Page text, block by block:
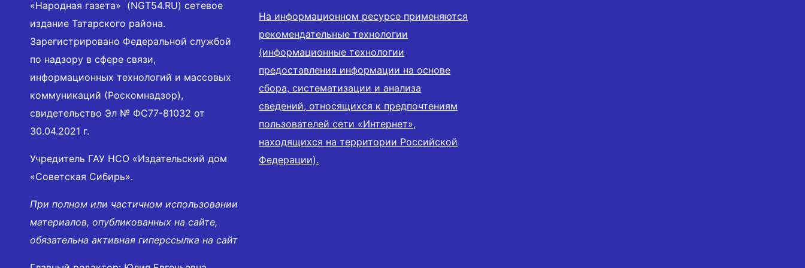
«Народная газета» (NGT54.RU) сетевое
издание Татарского района.
Зарегистрировано Федеральной службой
по надзору в сфере связи,
информационных технологий и массовых
коммуникаций (Роскомнадзор),
свидетельство Эл № ФС77-81032 от
30.04.2021 г.
Учредитель ГАУ НСО «Издательский дом
«Советская Сибирь».
При полном или частичном использовании
материалов, опубликованных на сайте,
обязательна активная гиперссылка на сайт
На информационном ресурсе применяются
рекомендательные технологии
(информационные технологии
предоставления информации на основе
сбора, систематизации и анализа
сведений, относящихся к предпочтениям
пользователей сети «Интернет»,
находящихся на территории Российской
Федерации).